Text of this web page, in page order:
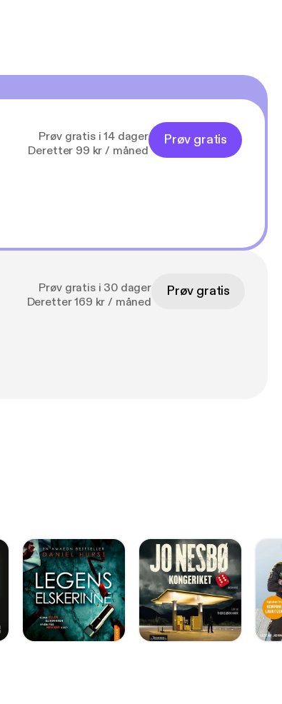
Prøv gratis i 14 dager
Deretter 99 kr / måned
Prøv gratis
Prøv gratis i 30 dager
Deretter 169 kr / måned
Prøv gratis